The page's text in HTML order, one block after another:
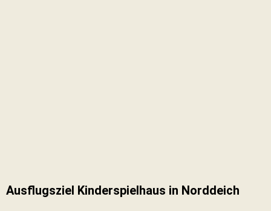
Ausflugsziel Kinderspielhaus in Norddeich